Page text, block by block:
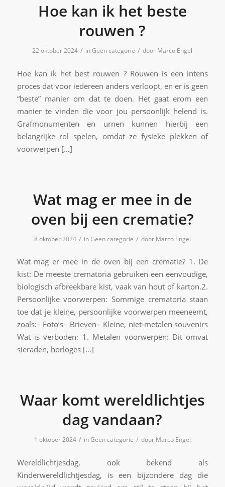
Hoe kan ik het beste
rouwen ?
22 oktober 2024 / inGeen categorie / door Marco Engel
Hoe kan ik het best rouwen ? Rouwen is een intens
proces dat voor iedereen anders verloopt, en er is geen
“beste” manier om dat te doen. Het gaat erom een
manier te vinden die voor jou persoonlijk helend is.
Grafmonumenten en urnen kunnen hierbij een
belangrijke rol spelen, omdat ze fysieke plekken of
voorwerpen […]
Wat mag er mee in de
oven bij een crematie?
8 oktober 2024 / inGeen categorie / door Marco Engel
Wat mag er mee in de oven bij een crematie? 1. De
kist: De meeste crematoria gebruiken een eenvoudige,
biologisch afbreekbare kist, vaak van hout of karton.2.
Persoonlijke voorwerpen: Sommige crematoria staan
toe dat je kleine, persoonlijke voorwerpen meeneemt,
zoals:– Foto’s– Brieven– Kleine, niet-metalen souvenirs
Wat is verboden: 1. Metalen voorwerpen: Dit omvat
sieraden, horloges […]
Waar komt wereldlichtjes
dag vandaan?
1 oktober 2024 / inGeen categorie / door Marco Engel
Wereldlichtjesdag, ook bekend als
Kinderwereldlichtjesdag, is een bijzondere dag die